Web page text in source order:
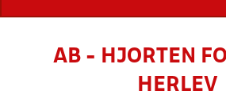
AB - HJORTEN
HERLEV